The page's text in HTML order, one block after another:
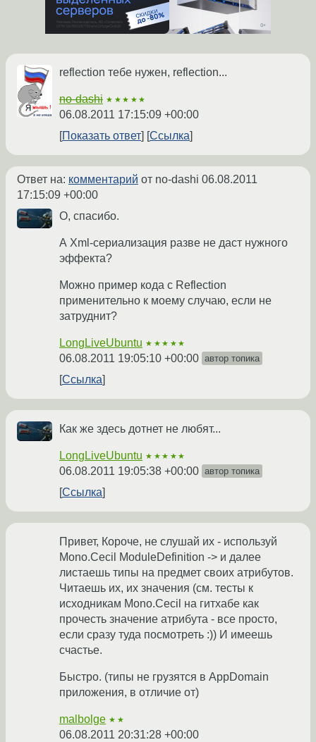
reflection тебе нужен, reflection...
no-dashi ★★★★★
06.08.2011 17:15:09 +00:00
Показать ответ
Ссылка
Ответ на: комментарий от no-dashi 06.08.2011
17:15:09 +00:00
О, спасибо.
А Xml-сериализация разве не даст нужного
эффекта?
Можно пример кода с Reflection
применительно к моему случаю, если не
затруднит?
LongLiveUbuntu ★★★★★
06.08.2011 19:05:10 +00:00 автор топика
Ссылка
Как же здесь дотнет не любят...
LongLiveUbuntu ★★★★★
06.08.2011 19:05:38 +00:00 автор топика
Ссылка
Привет, Короче, не слушай их - используй
Mono.Cecil ModuleDefinition -> и далее
листаешь типы на предмет своих атрибутов.
Читаешь их, их значения (см. тесты к
исходникам Mono.Cecil на гитхабе как
прочесть значение атрибута - все просто,
если сразу туда посмотреть :)) И имеешь
счастье.
Быстро. (типы не грузятся в AppDomain
приложения, в отличие от)
malbolge ★★
06.08.2011 20:31:28 +00:00